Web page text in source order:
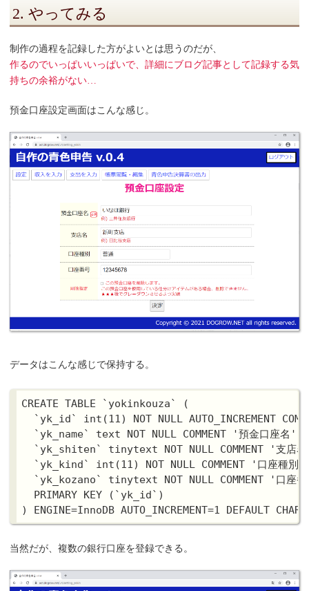
2. やってみる
制作の過程を記録した方がよいとは思うのだが、
作るのでいっぱいいっぱいで、詳細にブログ記事として記録する気
持ちの余裕がない…
預金口座設定画面はこんな感じ。
データはこんな感じで保持する。
CREATE TABLE `yokinkouza` (
`yk_id` int(11) NOT NULL AUTO_INCREMENT
  `yk_name` text NOT NULL COMMENT '預金口座名',
`yk_shiten` tinytext NOT NULL COMMENT '支店
`yk_kind` int(11) NOT NULL COMMENT '口座種別
`yk_kozano` tinytext NOT NULL COMMENT '口座番
  PRIMARY KEY (`yk_id`)
当然だが、複数の銀行口座を登録できる。